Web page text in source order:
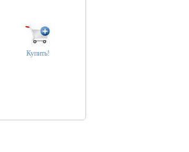
Купить!